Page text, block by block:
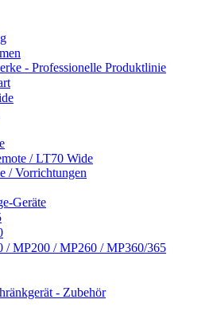
- Professionelle Produktlinie
/ LT70 Wide
/ Vorrichtungen
Geräte
MP200 / MP260 / MP360/365
- Zubehör